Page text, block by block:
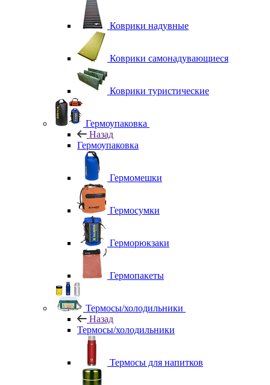
Коврики надувные
Коврики самонадувающиеся
Коврики туристические
Гермоупаковка
Назад
Гермоупаковка
Гермомешки
Гермосумки
Герморюкзаки
Гермопакеты
Термосы/холодильники
Назад
Термосы/холодильники
Термосы для напитков